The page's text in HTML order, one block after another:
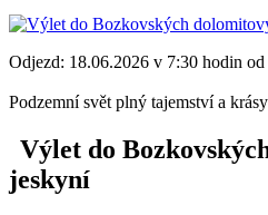
Odjezd: 18.06.2026 v 7:30 hodin
Podzemní svět plný tajemství a krásy
Výlet do
jeskyní